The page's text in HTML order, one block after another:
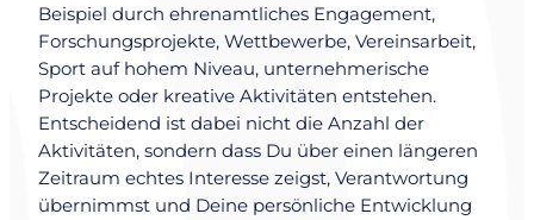
Beispiel durch ehrenamtliches Engagement,
Forschungsprojekte, Wettbewerbe, Vereinsarbeit,
Sport auf hohem Niveau, unternehmerische
Projekte oder kreative Aktivitäten entstehen.
Entscheidend ist dabei nicht die Anzahl der
Aktivitäten, sondern dass Du über einen längeren
Zeitraum echtes Interesse zeigst, Verantwortung
übernimmst und Deine persönliche Entwicklung